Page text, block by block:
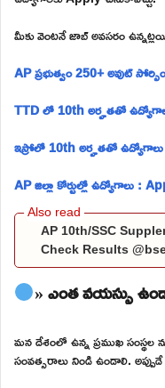
మీకు వెంటనే జాబ్ అవసరం
AP ప్రభుత్వం 250+ అవుట్
TTD లో 10th అర్హతతో
ఇస్రోలో 10th అర్హతతో
AP జిల్లా కోర్టుల్లో ఉద్యోగాలు :
AP 10th/SSC
Check Results
» ఎంత వయస్సు
మన దేశంలో ఉన్న ప్రముఖ
సంవత్సరాలు నిండి ఉండాలి.